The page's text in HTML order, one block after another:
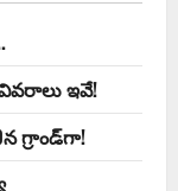
వివరాలు ఇవే!
గ్రాండ్‌గా!